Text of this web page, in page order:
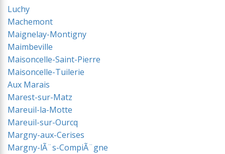
Luchy
Machemont
Maignelay-Montigny
Maimbeville
Maisoncelle-Saint-Pierre
Maisoncelle-Tuilerie
Aux Marais
Marest-sur-Matz
Mareuil-la-Motte
Mareuil-sur-Ourcq
Margny-aux-Cerises
Margny-lÃ¨s-CompiÃ¨gne